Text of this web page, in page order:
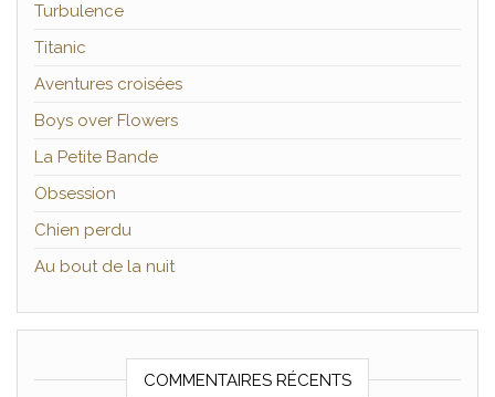
Turbulence
Titanic
Aventures croisées
Boys over Flowers
La Petite Bande
Obsession
Chien perdu
Au bout de la nuit
COMMENTAIRES RÉCENTS